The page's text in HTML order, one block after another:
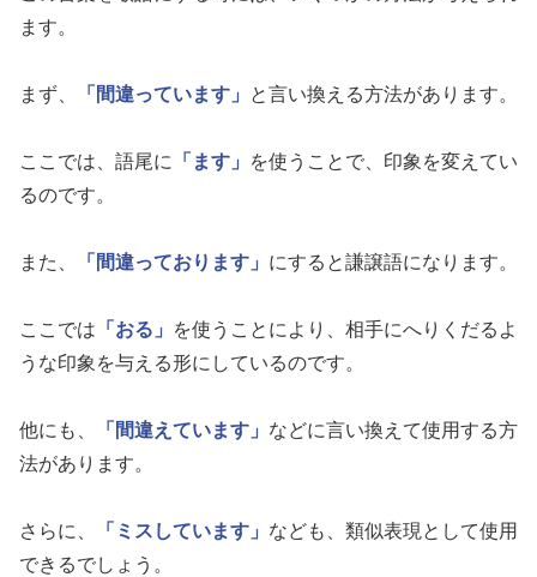
ます。
まず、 「間違っています」 と言い換える方法があります。
ここでは、語尾に 「ます」
を使うことで、印象を変えてい
るのです。
また、 「間違っております」 にすると謙譲語になります。
ここでは 「おる」
を使うことにより、相手にへりくだるよ
うな印象を与える形にしているのです。
他にも、 「間違えています」 などに言い換えて使用する方
法があります。
さらに、 「ミスしています」 なども、類似表現として使用
できるでしょう。